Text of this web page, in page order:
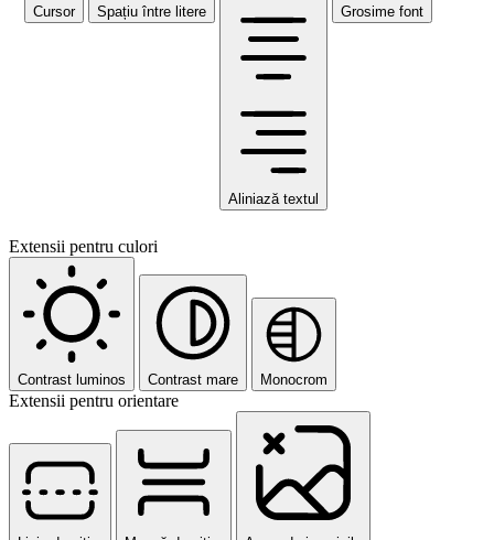
Cursor Spațiu între litere
Aliniază textul
Grosime font
Extensii pentru culori
Contrast luminos Contrast mare Monocrom
Extensii pentru orientare